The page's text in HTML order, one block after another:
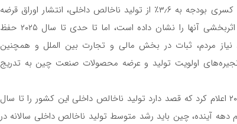
تحریک کننده اتخاذ شده در “همه گیری” ۲۰۲۰ (افزایش کسری بودجه به ۳٫۶٪ از تولید ناخالص داخلی، انتشار اوراق قرضه
ویژه خزانه و دولت محلی، کاهش بدهی‌های مالیاتی) اثربخشی آنها را نشان داده است، اما تا حدی تا سال ۲۰۲۵ حفظ‌
مردم، ثبات در بخش مالی و تجارت بین الملل و همچنین
زنجیره‌های اولویت تولید و عرضه محصولات صنعت چین به تدریج
در همان زمان، شی جین پینگ، رهبر چین در نوامبر ۲۰۲۰ اعلام کرد که قصد دارد تولید ناخالص داخلی این کشور را تا سال
دهه آینده، چین باید رشد متوسط ​​تولید ناخالص داخلی سالانه در